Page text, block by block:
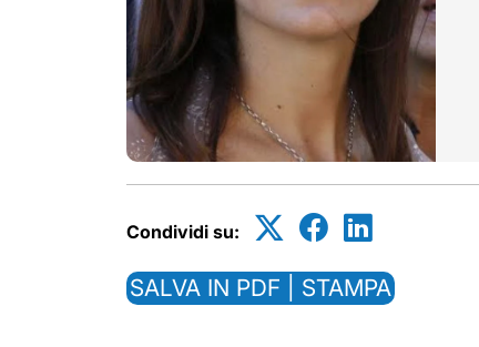
Condividi su:
SALVA IN PDF | STAMPA